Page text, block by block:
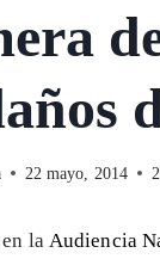
22 mayo, 2014
la Audiencia